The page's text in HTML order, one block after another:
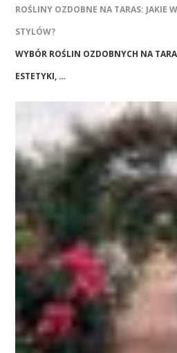
ROŚLINY OZDOBNE NA TARAS: JAKIE
STYLÓW?
WYBÓR ROŚLIN OZDOBNYCH NA
ESTETYKI, …